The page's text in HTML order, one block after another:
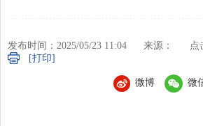
发布时间：2025/05/23 11:04 来源： 点
[打印]
微博 微